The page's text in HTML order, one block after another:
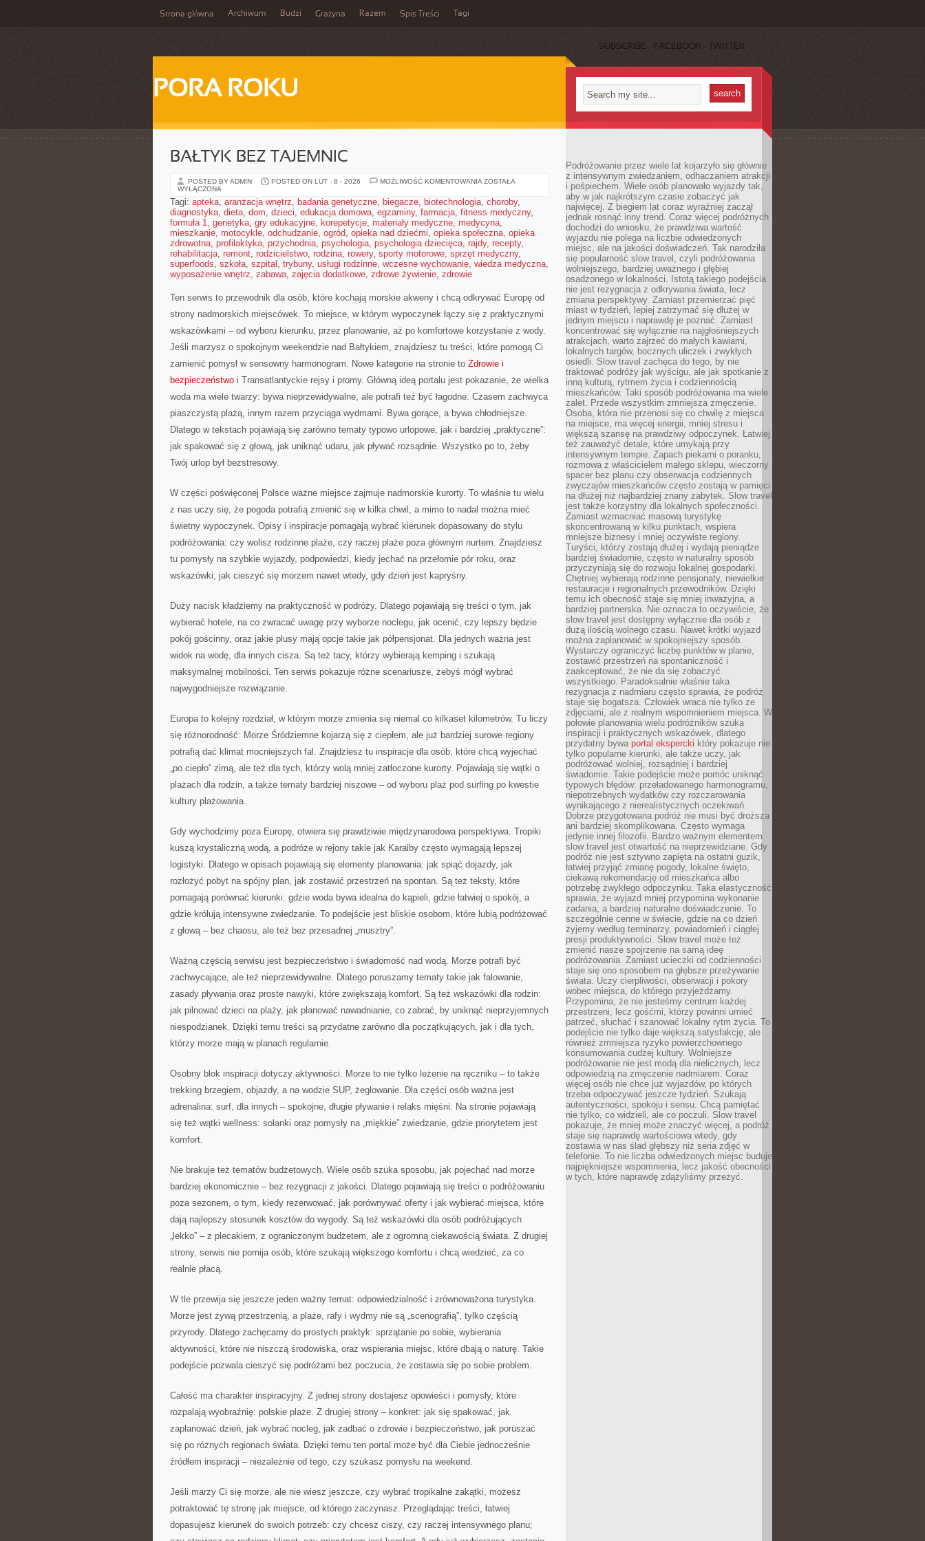
Strona główna Archiwum Budzi Grażyna Razem Spis Treści Tagi
SUBSCRIBE FACEBOOK TWITTER
PORA ROKU
BAŁTYK BEZ TAJEMNIC
POSTED BY ADMIN POSTED ON LUT - 8 - 2026 MOŻLIWOŚĆ KOMENTOWANIA BAŁTYK
ZOSTAŁA
WYŁĄCZONA
Tagi: apteka, aranżacja wnętrz, badania genetyczne, biegacze, biotechnologia, choroby,
diagnostyka, dieta, dom, dzieci, edukacja domowa, egzaminy, farmacja, fitness medyczny,
formuła 1, genetyka, gry edukacyjne, korepetycje, materiały medyczne, medycyna,
mieszkanie, motocykle, odchudzanie, ogród, opieka nad dziećmi, opieka społeczna, opieka
zdrowotna, profilaktyka, przychodnia, psychologia, psychologia dziecięca, rajdy, recepty,
rehabilitacja, remont, rodzicielstwo, rodzina, rowery, sporty motorowe, sprzęt medyczny,
superfoods, szkoła, szpital , trybuny, usługi rodzinne, wczesne wychowanie, wiedza medyczna,
wyposażenie wnętrz, zabawa, zajęcia dodatkowe, zdrowe żywienie, zdrowie
Ten serwis to przewodnik dla osób, które kochają morskie akweny i chcą odkrywać Europę od
strony nadmorskich miejscówek. To miejsce, w którym wypoczynek łączy się z praktycznymi
wskazówkami – od wyboru kierunku, przez planowanie, aż po komfortowe korzystanie z wody.
Jeśli marzysz o spokojnym weekendzie nad Bałtykiem, znajdziesz tu treści, które pomogą Ci
zamienić pomysł w sensowny harmonogram. Nowe kategorie na stronie to Zdrowie i
bezpieczeństwo i Transatlantyckie rejsy i promy. Główną ideą portalu jest pokazanie, że wielka
woda ma wiele twarzy: bywa nieprzewidywalne, ale potrafi też być łagodne. Czasem zachwyca
piaszczystą plażą, innym razem przyciąga wydmami. Bywa gorące, a bywa chłodniejsze.
Dlatego w tekstach pojawiają się zarówno tematy typowo urlopowe, jak i bardziej „praktyczne”:
jak spakować się z głową, jak uniknąć udaru, jak pływać rozsądnie. Wszystko po to, żeby
Twój urlop był bezstresowy.
W części poświęconej Polsce ważne miejsce zajmuje nadmorskie kurorty. To właśnie tu wielu
z nas uczy się, że pogoda potrafią zmienić się w kilka chwil, a mimo to nadal można mieć
świetny wypoczynek. Opisy i inspiracje pomagają wybrać kierunek dopasowany do stylu
podróżowania: czy wolisz rodzinne plaże, czy raczej plaże poza głównym nurtem. Znajdziesz
tu pomysły na szybkie wyjazdy, podpowiedzi, kiedy jechać na przełomie pór roku, oraz
wskazówki, jak cieszyć się morzem nawet wtedy, gdy dzień jest kapryśny.
Duży nacisk kładziemy na praktyczność w podróży. Dlatego pojawiają się treści o tym, jak
wybierać hotele, na co zwracać uwagę przy wyborze noclegu, jak ocenić, czy lepszy będzie
pokój gościnny, oraz jakie plusy mają opcje takie jak półpensjonat. Dla jednych ważna jest
widok na wodę, dla innych cisza. Są też tacy, którzy wybierają kemping i szukają
maksymalnej mobilności. Ten serwis pokazuje różne scenariusze, żebyś mógł wybrać
najwygodniejsze rozwiązanie.
Europa to kolejny rozdział, w którym morze zmienia się niemal co kilkaset kilometrów. Tu liczy
się różnorodność: Morze Śródziemne kojarzą się z ciepłem, ale już bardziej surowe regiony
potrafią dać klimat mocniejszych fal. Znajdziesz tu inspiracje dla osób, które chcą wyjechać
„po ciepło” zimą, ale też dla tych, którzy wolą mniej zatłoczone kurorty. Pojawiają się wątki o
plażach dla rodzin, a także tematy bardziej niszowe – od wyboru plaż pod surfing po kwestie
kultury plażowania.
Gdy wychodzimy poza Europę, otwiera się prawdziwie międzynarodowa perspektywa. Tropiki
kuszą krystaliczną wodą, a podróże w rejony takie jak Karaiby często wymagają lepszej
logistyki. Dlatego w opisach pojawiają się elementy planowania: jak spiąć dojazdy, jak
rozłożyć pobyt na spójny plan, jak zostawić przestrzeń na spontan. Są też teksty, które
pomagają porównać kierunki: gdzie woda bywa idealna do kąpieli, gdzie łatwiej o spokój, a
gdzie królują intensywne zwiedzanie. To podejście jest bliskie osobom, które lubią podróżować
z głową – bez chaosu, ale też bez przesadnej „musztry”.
Ważną częścią serwisu jest bezpieczeństwo i świadomość nad wodą. Morze potrafi być
zachwycające, ale też nieprzewidywalne. Dlatego poruszamy tematy takie jak falowanie,
zasady pływania oraz proste nawyki, które zwiększają komfort. Są też wskazówki dla rodzin:
jak pilnować dzieci na plaży, jak planować nawadnianie, co zabrać, by uniknąć nieprzyjemnych
niespodzianek. Dzięki temu treści są przydatne zarówno dla początkujących, jak i dla tych,
którzy morze mają w planach regularnie.
Osobny blok inspiracji dotyczy aktywności. Morze to nie tylko leżenie na ręczniku – to także
trekking brzegiem, objazdy, a na wodzie SUP, żeglowanie. Dla części osób ważna jest
adrenalina: surf, dla innych – spokojne, długie pływanie i relaks mięśni. Na stronie pojawiają
się też wątki wellness: solanki oraz pomysły na „miękkie” zwiedzanie, gdzie priorytetem jest
komfort.
Nie brakuje też tematów budżetowych. Wiele osób szuka sposobu, jak pojechać nad morze
bardziej ekonomicznie – bez rezygnacji z jakości. Dlatego pojawiają się treści o podróżowaniu
poza sezonem, o tym, kiedy rezerwować, jak porównywać oferty i jak wybierać miejsca, które
dają najlepszy stosunek kosztów do wygody. Są też wskazówki dla osób podróżujących
„lekko” – z plecakiem, z ograniczonym budżetem, ale z ogromną ciekawością świata. Z drugiej
strony, serwis nie pomija osób, które szukają większego komfortu i chcą wiedzieć, za co
realnie płacą.
W tle przewija się jeszcze jeden ważny temat: odpowiedzialność i zrównoważona turystyka.
Morze jest żywą przestrzenią, a plaże, rafy i wydmy nie są „scenografią”, tylko częścią
przyrody. Dlatego zachęcamy do prostych praktyk: sprzątanie po sobie, wybierania
aktywności, które nie niszczą środowiska, oraz wspierania miejsc, które dbają o naturę. Takie
podejście pozwala cieszyć się podróżami bez poczucia, że zostawia się po sobie problem.
Całość ma charakter inspiracyjny. Z jednej strony dostajesz opowieści i pomysły, które
rozpalają wyobraźnię: polskie plaże. Z drugiej strony – konkret: jak się spakować, jak
zaplanować dzień, jak wybrać nocleg, jak zadbać o zdrowie i bezpieczeństwo, jak poruszać
się po różnych regionach świata. Dzięki temu ten portal może być dla Ciebie jednocześnie
źródłem inspiracji – niezależnie od tego, czy szukasz pomysłu na weekend.
Jeśli marzy Ci się morze, ale nie wiesz jeszcze, czy wybrać tropikalne zakątki, możesz
potraktować tę stronę jak miejsce, od którego zaczynasz. Przeglądając treści, łatwiej
dopasujesz kierunek do swoich potrzeb: czy chcesz ciszy, czy raczej intensywnego planu;
Podróżowanie przez wiele lat kojarzyło się głównie
z intensywnym zwiedzaniem, odhaczaniem atrakcji
i pośpiechem. Wiele osób planowało wyjazdy tak,
aby w jak najkrótszym czasie zobaczyć jak
najwięcej. Z biegiem lat coraz wyraźniej zaczął
jednak rosnąć inny trend. Coraz więcej podróżnych
dochodzi do wniosku, że prawdziwa wartość
wyjazdu nie polega na liczbie odwiedzonych
miejsc, ale na jakości doświadczeń. Tak narodziła
się popularność slow travel, czyli podróżowania
wolniejszego, bardziej uważnego i głębiej
osadzonego w lokalności. Istotą takiego podejścia
nie jest rezygnacja z odkrywania świata, lecz
zmiana perspektywy. Zamiast przemierzać pięć
miast w tydzień, lepiej zatrzymać się dłużej w
jednym miejscu i naprawdę je poznać. Zamiast
koncentrować się wyłącznie na najgłośniejszych
atrakcjach, warto zajrzeć do małych kawiarni,
lokalnych targów, bocznych uliczek i zwykłych
osiedli. Slow travel zachęca do tego, by nie
traktować podróży jak wyścigu, ale jak spotkanie z
inną kulturą, rytmem życia i codziennością
mieszkańców. Taki sposób podróżowania ma wiele
zalet. Przede wszystkim zmniejsza zmęczenie.
Osoba, która nie przenosi się co chwilę z miejsca
na miejsce, ma więcej energii, mniej stresu i
większą szansę na prawdziwy odpoczynek. Łatwiej
też zauważyć detale, które umykają przy
intensywnym tempie. Zapach piekarni o poranku,
rozmowa z właścicielem małego sklepu, wieczorny
spacer bez planu czy obserwacja codziennych
zwyczajów mieszkańców często zostają w pamięci
na dłużej niż najbardziej znany zabytek. Slow travel
jest także korzystny dla lokalnych społeczności.
Zamiast wzmacniać masową turystykę
skoncentrowaną w kilku punktach, wspiera
mniejsze biznesy i mniej oczywiste regiony.
Turyści, którzy zostają dłużej i wydają pieniądze
bardziej świadomie, często w naturalny sposób
przyczyniają się do rozwoju lokalnej gospodarki.
Chętniej wybierają rodzinne pensjonaty, niewielkie
restauracje i regionalnych przewodników. Dzięki
temu ich obecność staje się mniej inwazyjna, a
bardziej partnerska. Nie oznacza to oczywiście, że
slow travel jest dostępny wyłącznie dla osób z
dużą ilością wolnego czasu. Nawet krótki wyjazd
można zaplanować w spokojniejszy sposób.
Wystarczy ograniczyć liczbę punktów w planie,
zostawić przestrzeń na spontaniczność i
zaakceptować, że nie da się zobaczyć
wszystkiego. Paradoksalnie właśnie taka
rezygnacja z nadmiaru często sprawia, że podróż
staje się bogatsza. Człowiek wraca nie tylko ze
zdjęciami, ale z realnym wspomnieniem miejsca. W
połowie planowania wielu podróżników szuka
inspiracji i praktycznych wskazówek, dlatego
przydatny bywa portal ekspercki który pokazuje nie
tylko popularne kierunki, ale także uczy, jak
podróżować wolniej, rozsądniej i bardziej
świadomie. Takie podejście może pomóc uniknąć
typowych błędów: przeładowanego harmonogramu,
niepotrzebnych wydatków czy rozczarowania
wynikającego z nierealistycznych oczekiwań.
Dobrze przygotowana podróż nie musi być droższa
ani bardziej skomplikowana. Często wymaga
jedynie innej filozofii. Bardzo ważnym elementem
slow travel jest otwartość na nieprzewidziane. Gdy
podróż nie jest sztywno zapięta na ostatni guzik,
łatwiej przyjąć zmianę pogody, lokalne święto,
ciekawą rekomendację od mieszkańca albo
potrzebę zwykłego odpoczynku. Taka elastyczność
sprawia, że wyjazd mniej przypomina wykonanie
zadania, a bardziej naturalne doświadczenie. To
szczególnie cenne w świecie, gdzie na co dzień
żyjemy według terminarzy, powiadomień i ciągłej
presji produktywności. Slow travel może też
zmienić nasze spojrzenie na samą ideę
podróżowania. Zamiast ucieczki od codzienności
staje się ono sposobem na głębsze przeżywanie
świata. Uczy cierpliwości, obserwacji i pokory
wobec miejsca, do którego przyjeżdżamy.
Przypomina, że nie jesteśmy centrum każdej
przestrzeni, lecz gośćmi, którzy powinni umieć
patrzeć, słuchać i szanować lokalny rytm życia. To
podejście nie tylko daje większą satysfakcję, ale
również zmniejsza ryzyko powierzchownego
konsumowania cudzej kultury. Wolniejsze
podróżowanie nie jest modą dla nielicznych, lecz
odpowiedzią na zmęczenie nadmiarem. Coraz
więcej osób nie chce już wyjazdów, po których
trzeba odpoczywać jeszcze tydzień. Szukają
autentyczności, spokoju i sensu. Chcą pamiętać
nie tylko, co widzieli, ale co poczuli. Slow travel
pokazuje, że mniej może znaczyć więcej, a podróż
staje się naprawdę wartościowa wtedy, gdy
zostawia w nas ślad głębszy niż seria zdjęć w
telefonie. To nie liczba odwiedzonych miejsc buduje
najpiękniejsze wspomnienia, lecz jakość obecności
w tych, które naprawdę zdążyliśmy przeżyć.